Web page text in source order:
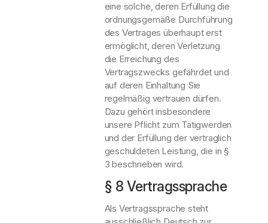
eine solche, deren Erfüllung die
ordnungsgemäße Durchführung
des Vertrages überhaupt erst
ermöglicht, deren Verletzung
die Erreichung des
Vertragszwecks gefährdet und
auf deren Einhaltung Sie
regelmäßig vertrauen dürfen.
Dazu gehört insbesondere
unsere Pflicht zum Tätigwerden
und der Erfüllung der vertraglich
geschuldeten Leistung, die in §
3 beschrieben wird.
§ 8 Vertragssprache
Als Vertragssprache steht